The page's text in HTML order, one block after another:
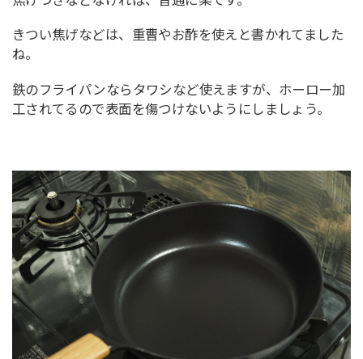
きつい焦げなどは、重曹やお酢を使えと書かれてました
ね。
鉄のフライパンならタワシなど使えますが、ホーロー加
工されてるので表面を傷つけないようにしましょう。